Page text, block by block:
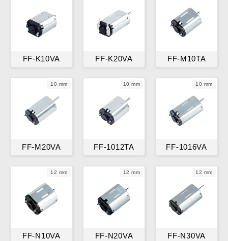
FF-K10VA FF-K20VA FF-M10TA
10 mm
FF-M20VA
10 mm
FF-1012TA
10 mm
FF-1016VA
12 mm
FF-N10VA
12 mm
FF-N20VA
12 mm
FF-N30VA